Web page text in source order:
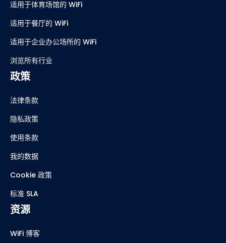
适用于体育场馆的 WiFi
适用于餐厅的 WiFi
适用于企业办公场所的 WiFi
浏览所有行业
政策
法律条款
隐私政策
使用条款
我的数据
Cookie 政策
标准 SLA
资源
WiFi 博客